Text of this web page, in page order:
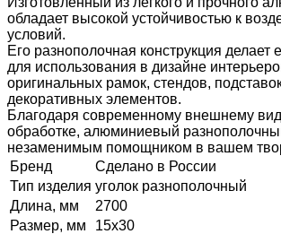
обладает высокой устойчивостью к
условий.
Его разнополочная конструкция делает
для использования в дизайне
оригинальных рамок, стендов,
декоративных элементов.
Благодаря современному внешнему
обработке, алюминиевый
незаменимым помощником в вашем
Бренд
Сделано в России
Тип изделия уголок разнополочный
Длина, мм
2700
Размер, мм
15х30